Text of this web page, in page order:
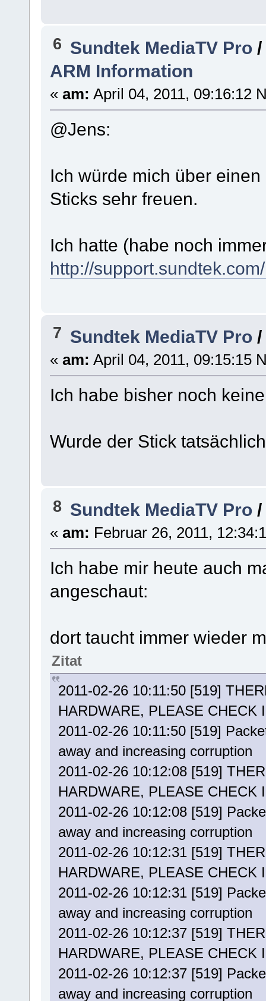
6 Sundtek MediaTV Pro
ARM Information
« am: April 04, 2011, 09:16:12
@Jens:
Ich würde mich über
Sticks sehr freuen.
Ich hatte (habe noch
http://
7 Sundtek MediaTV Pro
« am: April 04, 2011, 09:15:15
Ich habe bisher noch
Wurde der Stick
8 Sundtek MediaTV Pro
« am: Februar 26, 2011,
Ich habe mir heute auch
angeschaut:
dort taucht immer wieder
Zitat
2011-02-26 10:11:50 [519]
HARDWARE, PLEASE
2011-02-26 10:11:50 [519]
away and increasing corruption
2011-02-26 10:12:08 [519]
HARDWARE, PLEASE
2011-02-26 10:12:08 [519]
away and increasing corruption
2011-02-26 10:12:31 [519]
HARDWARE, PLEASE
2011-02-26 10:12:31 [519]
away and increasing corruption
2011-02-26 10:12:37 [519]
HARDWARE, PLEASE
2011-02-26 10:12:37 [519]
away and increasing corruption